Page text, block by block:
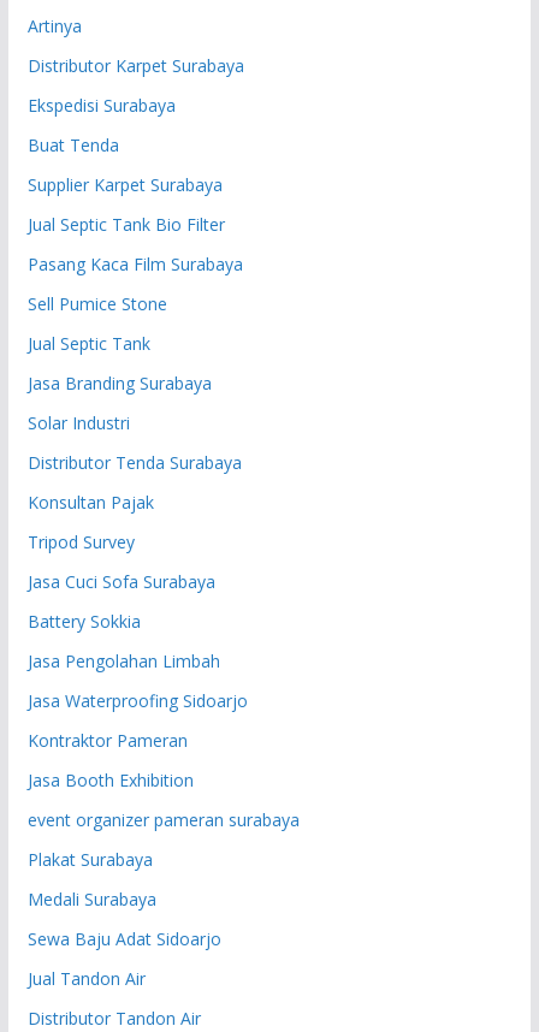
Artinya
Distributor Karpet Surabaya
Ekspedisi Surabaya
Buat Tenda
Supplier Karpet Surabaya
Jual Septic Tank Bio Filter
Pasang Kaca Film Surabaya
Sell Pumice Stone
Jual Septic Tank
Jasa Branding Surabaya
Solar Industri
Distributor Tenda Surabaya
Konsultan Pajak
Tripod Survey
Jasa Cuci Sofa Surabaya
Battery Sokkia
Jasa Pengolahan Limbah
Jasa Waterproofing Sidoarjo
Kontraktor Pameran
Jasa Booth Exhibition
event organizer pameran surabaya
Plakat Surabaya
Medali Surabaya
Sewa Baju Adat Sidoarjo
Jual Tandon Air
Distributor Tandon Air